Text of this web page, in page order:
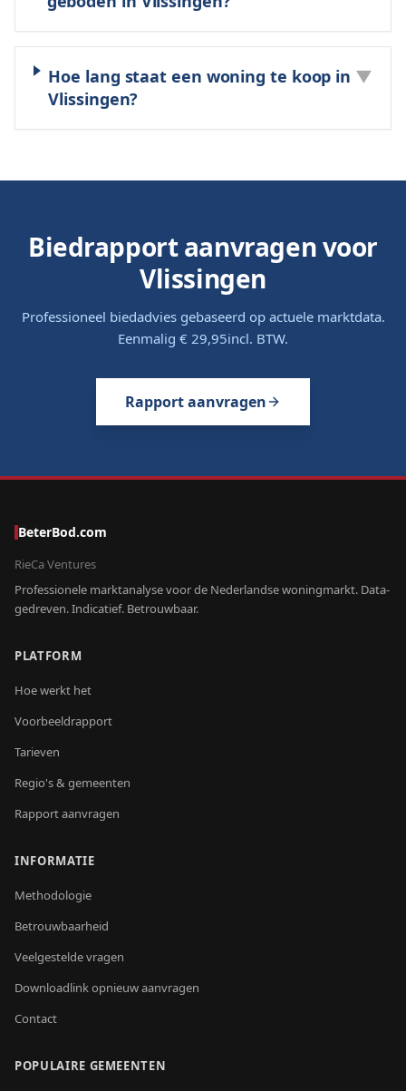
Hoe lang staat een woning te koop in
Vlissingen?
▼
Biedrapport aanvragen voor
Vlissingen
Professioneel biedadvies gebaseerd op actuele marktdata.
Eenmalig € 29,95incl. BTW.
Rapport aanvragen
BeterBod.com
RieCa Ventures
Professionele marktanalyse voor de Nederlandse woningmarkt. Data-
gedreven. Indicatief. Betrouwbaar.
PLATFORM
Hoe werkt het
Voorbeeldrapport
Tarieven
Regio's & gemeenten
Rapport aanvragen
INFORMATIE
Methodologie
Betrouwbaarheid
Veelgestelde vragen
Downloadlink opnieuw aanvragen
Contact
POPULAIRE GEMEENTEN